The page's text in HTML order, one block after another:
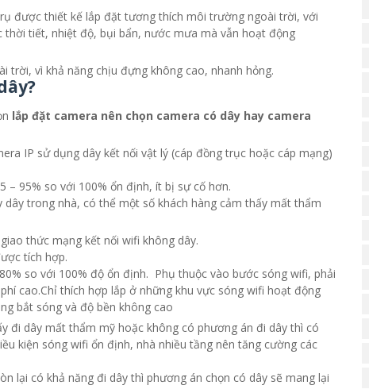
được thiết kế lắp đặt tương thích môi trường ngoài trời, với
tiết, nhiệt độ, bụi bẩn, nước mưa mà vẫn hoạt động
trời, vì khả năng chịu đựng không cao, nhanh hỏng.
lắp đặt camera nên chọn camera có dây hay camera
IP sử dụng dây kết nối vật lý (cáp đồng trục hoặc cáp mạng)
95% so với 100% ổn định, ít bị sự cố hơn.
trong nhà, có thể một số khách hàng cảm thấy mất thẩm
thức mạng kết nối wifi không dây.
tích hợp.
so với 100% độ ổn định. Phụ thuộc vào bước sóng wifi, phải
cao.Chỉ thích hợp lắp ở những khu vực sóng wifi hoạt động
bắt sóng và độ bền không cao
đi dây mất thẩm mỹ hoặc không có phương án đi dây thì có
kiện sóng wifi ổn định, nhà nhiều tầng nên tăng cường các
lại có khả năng đi dây thì phương án chọn có dây sẽ mang lại